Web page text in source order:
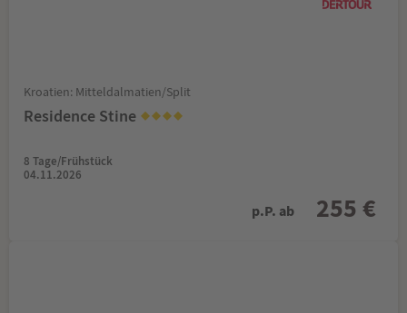
Kroatien: Mitteldalmatien/Split
Residence Stine
8 Tage/Frühstück
04.11.2026
p.P. ab 255 €